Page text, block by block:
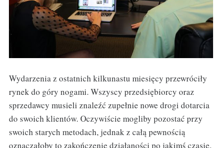
Wydarzenia z ostatnich kilkunastu miesięcy przewróciły
rynek do góry nogami. Wszyscy przedsiębiorcy oraz
sprzedawcy musieli znaleźć zupełnie nowe drogi dotarcia
do swoich klientów. Oczywiście mogliby pozostać przy
swoich starych metodach, jednak z całą pewnością
oznaczałoby to zakończenie działaności po jakimś czasie.